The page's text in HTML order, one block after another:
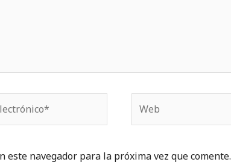
navegador para la próxima vez que comente.